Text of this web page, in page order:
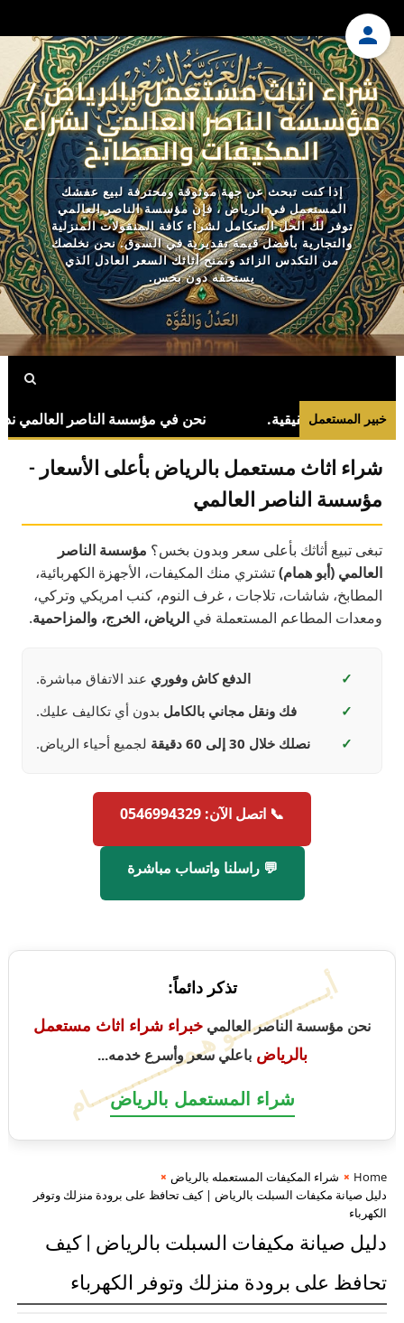
شراء اثاث مستعمل بالرياض /
مؤسسه الناصر العالمي لشراء
المكيفات والمطابخ
إذا كنت تبحث عن جهة موثوقة ومحترفة لبيع عفشك
المستعمل في الرياض ، فإن مؤسسة الناصر العالمي
توفر لك الحل المتكامل لشراء كافة المنقولات المنزلية
والتجارية بأفضل قيمة تقديرية في السوق. نحن نخلصك
من التكدس الزائد ونمنح أثاثك السعر العادل الذي
يستحقه دون بخس.
خبير المستعمل
شراء اثاث مستعمل بالرياض بأعلى الأسعار -
مؤسسة الناصر العالمي
تبغى تبيع أثاثك بأعلى سعر وبدون بخس؟ مؤسسة الناصر
العالمي (أبو همام)تشتري منك المكيفات، الأجهزة الكهربائية،
المطابخ، شاشات، تلاجات ، غرف النوم، كنب امريكي وتركي،
ومعدات المطاعم المستعملة في الرياض، الخرج، والمزاحمية.
✓ الدفع كاش وفوري عند الاتفاق مباشرة.
✓
فك ونقل مجاني بالكامل بدون أي تكاليف عليك.
✓
نصلك خلال 30 إلى 60 دقيقة لجميع أحياء الرياض.
📞 اتصل الآن: 0546994329
💬 راسلنا واتساب مباشرة
أبــــــــــــــو هـمــــــــــــــام
تذكر دائماً:
نحن مؤسسة الناصر العالمي خبراء شراء اثاث مستعمل
بالرياضباعلي سعر وأسرع خدمه...
شراء المستعمل بالرياض
Home
شراء المكيفات المستعمله بالرياض
دليل صيانة مكيفات السبلت بالرياض | كيف تحافظ على برودة منزلك وتوفر
الكهرباء
دليل صيانة مكيفات السبلت بالرياض | كيف
تحافظ على برودة منزلك وتوفر الكهرباء